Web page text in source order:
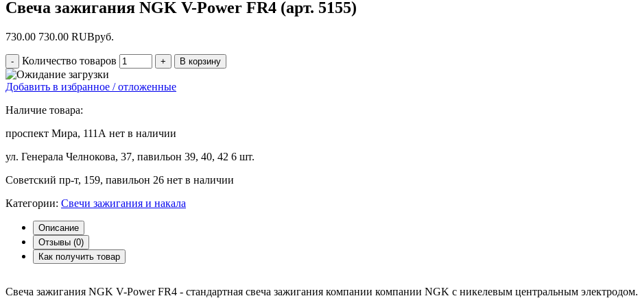
Свеча зажигания NGK V-Power FR4 (арт. 5155)
730.00 730.00 RUBруб.
Количество товаров
Добавить в избранное / отложенные
Наличие товара:
проспект Мира, 111А нет в наличии
ул. Генерала Челнокова, 37, павильон 39, 40, 42 6 шт.
Советский пр-т, 159, павильон 26 нет в наличии
Категории: Свечи зажигания и накала
Описание
Отзывы (0)
Как получить товар
Свеча зажигания NGK V-Power FR4 - стандартная свеча зажигания компании компании NGK с никелевым центральным электродом.